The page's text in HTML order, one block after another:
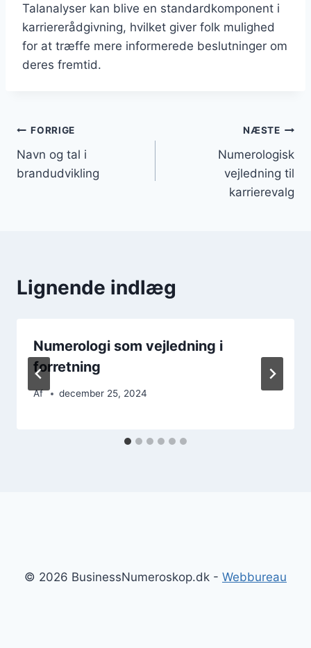
Talanalyser kan blive en standardkomponent i
karriererådgivning, hvilket giver folk mulighed
for at træffe mere informerede beslutninger om
deres fremtid.
Indlægsnavigation
FORRIGE
Navn og tal i
brandudvikling
NÆSTE
Numerologisk
vejledning til
karrierevalg
Lignende indlæg
Numerologi som vejledning i
forretning
Af december 25, 2024
© 2026 BusinessNumeroskop.dk - Webbureau